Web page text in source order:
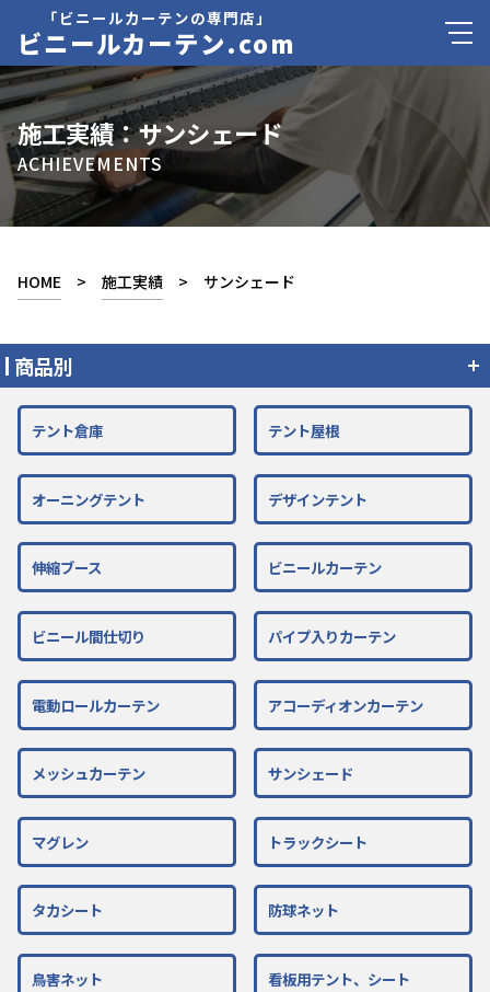
「ビニールカーテンの専門店」
ビニールカーテン.com
施工実績：サンシェード
ACHIEVEMENTS
HOME > 施工実績 > サンシェード
商品別
テント倉庫 テント屋根
オーニングテント デザインテント
伸縮ブース ビニールカーテン
ビニール間仕切り パイプ入りカーテン
電動ロールカーテン アコーディオンカーテン
メッシュカーテン サンシェード
マグレン トラックシート
タカシート 防球ネット
鳥害ネット 看板用テント、シート